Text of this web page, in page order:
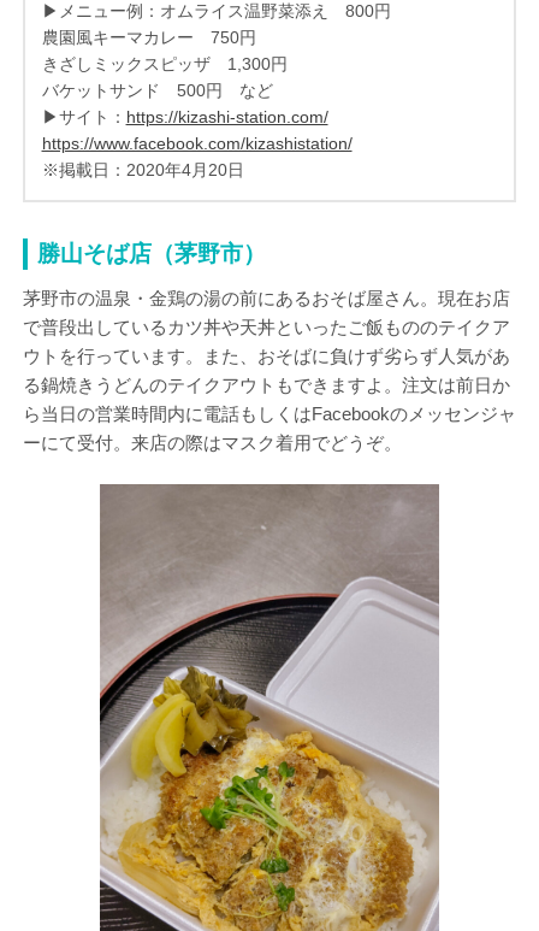
▶メニュー例：オムライス温野菜添え 800円
農園風キーマカレー 750円
きざしミックスピッザ 1,300円
バケットサンド 500円 など
▶サイト： https://kizashi-station.com/
https://www.facebook.com/kizashistation/
※掲載日：2020年4月20日
勝山そば店（茅野市）
茅野市の温泉・金鶏の湯の前にあるおそば屋さん。現在お店
で普段出しているカツ丼や天丼といったご飯もののテイクア
ウトを行っています。また、おそばに負けず劣らず人気があ
る鍋焼きうどんのテイクアウトもできますよ。注文は前日か
ら当日の営業時間内に電話もしくはFacebookのメッセンジャ
ーにて受付。来店の際はマスク着用でどうぞ。